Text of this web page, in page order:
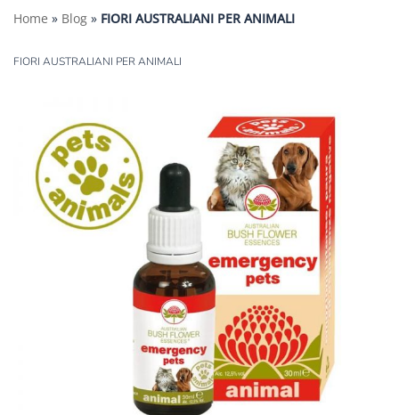
Home » Blog » FIORI AUSTRALIANI PER ANIMALI
FIORI AUSTRALIANI PER ANIMALI